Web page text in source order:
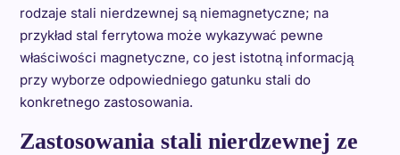
rodzaje stali nierdzewnej są niemagnetyczne; na
przykład stal ferrytowa może wykazywać pewne
właściwości magnetyczne, co jest istotną informacją
przy wyborze odpowiedniego gatunku stali do
konkretnego zastosowania.
Zastosowania stali nierdzewnej ze